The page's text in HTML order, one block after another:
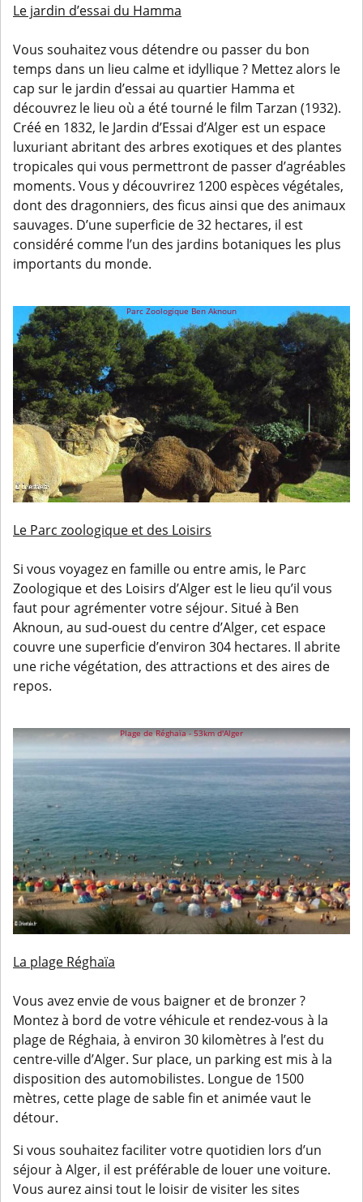
Le jardin d’essai du Hamma
Vous souhaitez vous détendre ou passer du bon
temps dans un lieu calme et idyllique ? Mettez alors le
cap sur le jardin d’essai au quartier Hamma et
découvrez le lieu où a été tourné le film Tarzan (1932).
Créé en 1832, le Jardin d’Essai d’Alger est un espace
luxuriant abritant des arbres exotiques et des plantes
tropicales qui vous permettront de passer d’agréables
moments. Vous y découvrirez 1200 espèces végétales,
dont des dragonniers, des ficus ainsi que des animaux
sauvages. D’une superficie de 32 hectares, il est
considéré comme l’un des jardins botaniques les plus
importants du monde.
Parc Zoologique Ben Aknoun
Le Parc zoologique et des Loisirs
Si vous voyagez en famille ou entre amis, le Parc
Zoologique et des Loisirs d’Alger est le lieu qu’il vous
faut pour agrémenter votre séjour. Situé à Ben
Aknoun, au sud-ouest du centre d’Alger, cet espace
couvre une superficie d’environ 304 hectares. Il abrite
une riche végétation, des attractions et des aires de
repos.
Plage de Réghaïa - 53km d'Alger
La plage Réghaïa
Vous avez envie de vous baigner et de bronzer ?
Montez à bord de votre véhicule et rendez-vous à la
plage de Réghaia, à environ 30 kilomètres à l’est du
centre-ville d’Alger. Sur place, un parking est mis à la
disposition des automobilistes. Longue de 1500
mètres, cette plage de sable fin et animée vaut le
détour.
Si vous souhaitez faciliter votre quotidien lors d’un
séjour à Alger, il est préférable de louer une voiture.
Vous aurez ainsi tout le loisir de visiter les sites